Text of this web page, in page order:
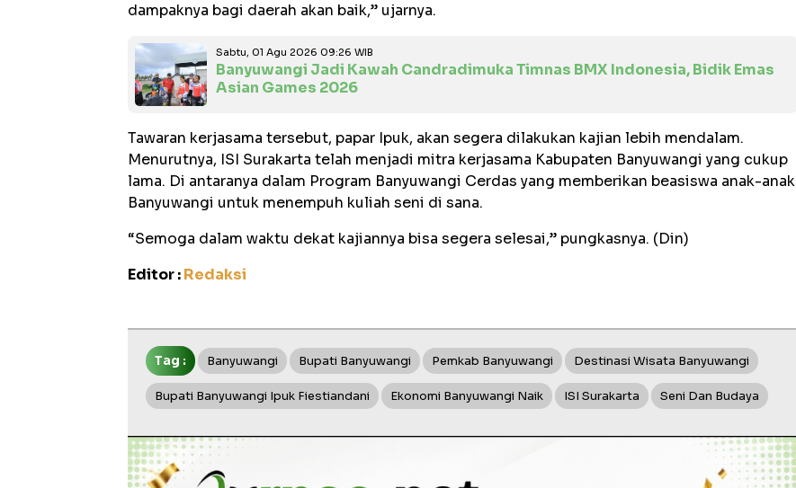
dampaknya bagi daerah akan baik,” ujarnya.
Sabtu, 01 Agu 2026 09:26 WIB
Banyuwangi Jadi Kawah Candradimuka Timnas BMX Indonesia, Bidik Emas
Asian Games 2026
Tawaran kerjasama tersebut, papar Ipuk, akan segera dilakukan kajian lebih mendalam.
Menurutnya, ISI Surakarta telah menjadi mitra kerjasama Kabupaten Banyuwangi yang cukup
lama. Di antaranya dalam Program Banyuwangi Cerdas yang memberikan beasiswa anak-anak
Banyuwangi untuk menempuh kuliah seni di sana.
“Semoga dalam waktu dekat kajiannya bisa segera selesai,” pungkasnya. (Din)
Editor :Redaksi
Tag : Banyuwangi Bupati Banyuwangi Pemkab Banyuwangi Destinasi Wisata Banyuwangi
Bupati Banyuwangi Ipuk Fiestiandani Ekonomi Banyuwangi Naik ISI Surakarta Seni Dan Budaya